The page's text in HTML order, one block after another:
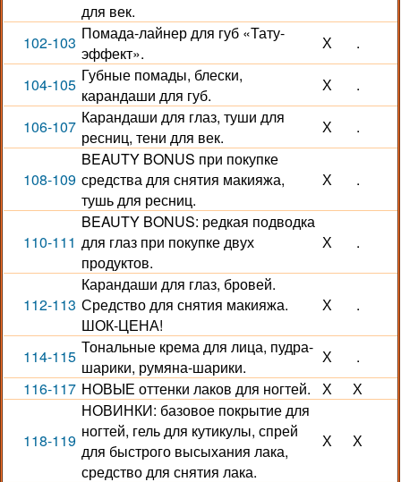
для век.
102-103 Помада-лайнер для губ «Тату-
эффект».
Х .
104-105 Губные помады, блески,
карандаши для губ.
Х .
106-107 Карандаши для глаз, туши для
ресниц, тени для век.
Х .
108-109
BEAUTY BONUS при покупке
средства для снятия макияжа,
тушь для ресниц.
Х .
110-111
BEAUTY BONUS: редкая подводка
для глаз при покупке двух
продуктов.
Х .
112-113
Карандаши для глаз, бровей.
Средство для снятия макияжа.
ШОК-ЦЕНА!
Х .
114-115 Тональные крема для лица, пудра-
шарики, румяна-шарики.
Х
.
116-117 НОВЫЕ оттенки лаков для ногтей. Х Х
118-119
НОВИНКИ: базовое покрытие для
ногтей, гель для кутикулы, спрей
для быстрого высыхания лака,
средство для снятия лака.
Х Х